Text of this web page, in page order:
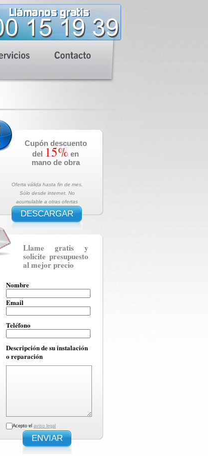
Cupón descuento
del 15% en
mano de obra
Oferta válida hasta fin de mes.
Sólo desde internet. No
acumulable a otras ofertas
DESCARGAR
Llame gratis y
solicite presupuesto
al mejor precio
Nombre
Email
Teléfono
Descripción de su instalación
o reparación
Acepto el aviso legal
ENVIAR